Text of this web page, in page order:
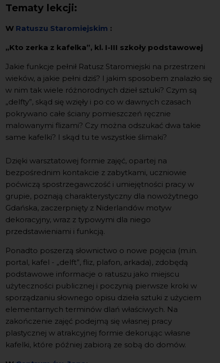
Tematy lekcji:
W Ratuszu Staromiejskim :
„Kto zerka z kafelka”, kl. I-III szkoły podstawowej
Jakie funkcje pełnił Ratusz Staromiejski na przestrzeni
wieków, a jakie pełni dziś? I jakim sposobem znalazło się
w nim tak wiele różnorodnych dzieł sztuki? Czym są
„delfty”, skąd się wzięły i po co w dawnych czasach
pokrywano całe ściany pomieszczeń ręcznie
malowanymi flizami? Czy można odszukać dwa takie
same kafelki? I skąd tu te wszystkie ślimaki?
Dzięki warsztatowej formie zajęć, opartej na
bezpośrednim kontakcie z zabytkami, uczniowie
poćwiczą spostrzegawczość i umiejętności pracy w
grupie, poznają charakterystyczny dla nowożytnego
Gdańska, zaczerpnięty z Niderlandów motyw
dekoracyjny, wraz z typowymi dla niego
przedstawieniami i funkcją.
Ponadto poszerzą słownictwo o nowe pojęcia (m.in.
portal, kafel - „delft”, fliz, plafon, arkada), zdobędą
podstawowe informacje o ratuszu jako miejscu
użyteczności publicznej i poczynią pierwsze kroki w
sporządzaniu słownego opisu dzieła sztuki z użyciem
elementarnych terminów dlań właściwych. Na
zakończenie zajęć podejmą się własnej pracy
plastycznej w atrakcyjnej formie dekorując własne
kafelki, które później zabiorą ze sobą do domów.